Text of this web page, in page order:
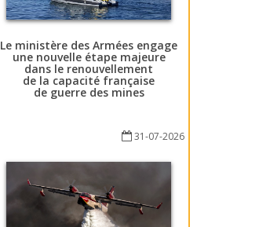
Le ministère des Armées engage
une nouvelle étape majeure
dans le renouvellement
de la capacité française
de guerre des mines
31-07-2026